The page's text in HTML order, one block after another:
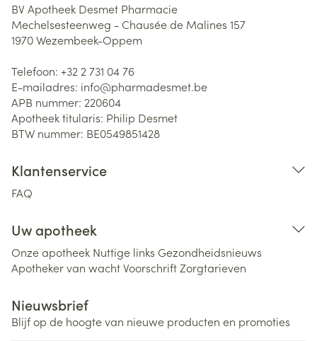
BV Apotheek Desmet Pharmacie
Mechelsesteenweg - Chausée de Malines 157
1970Wezembeek-Oppem
Telefoon: +32 2 731 04 76
E-mailadres: info@pharmadesmet.be
APB nummer: 220604
Apotheek titularis: Philip Desmet
BTW nummer: BE0549851428
Klantenservice
FAQ
Uw apotheek
Onze apotheek Nuttige links Gezondheidsnieuws
Apotheker van wachtVoorschriftZorgtarieven
Nieuwsbrief
Blijf op de hoogte van nieuwe producten en promoties